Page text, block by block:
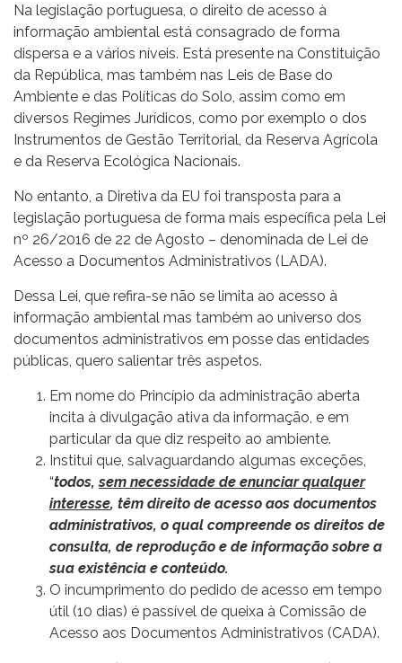
Na legislação portuguesa, o direito de acesso à
informação ambiental está consagrado de forma
dispersa e a vários níveis. Está presente na Constituição
da República, mas também nas Leis de Base do
Ambiente e das Políticas do Solo, assim como em
diversos Regimes Jurídicos, como por exemplo o dos
Instrumentos de Gestão Territorial, da Reserva Agrícola
e da Reserva Ecológica Nacionais.
No entanto, a Diretiva da EU foi transposta para a
legislação portuguesa de forma mais específica pela Lei
nº 26/2016 de 22 de Agosto – denominada de Lei de
Acesso a Documentos Administrativos (LADA).
Dessa Lei, que refira-se não se limita ao acesso à
informação ambiental mas também ao universo dos
documentos administrativos em posse das entidades
públicas, quero salientar três aspetos.
Em nome do Princípio da administração aberta
incita à divulgação ativa da informação, e em
particular da que diz respeito ao ambiente.
Institui que, salvaguardando algumas exceções,
“todos,sem necessidade de enunciar qualquer
interesse, têm direito de acesso aos documentos
administrativos, o qual compreende os direitos de
consulta, de reprodução e de informação sobre a
sua existência e conteúdo.
O incumprimento do pedido de acesso em tempo
útil (10 dias) é passível de queixa à Comissão de
Acesso aos Documentos Administrativos (CADA).